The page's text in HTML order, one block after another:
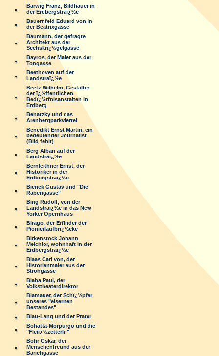
Barwig Franz, Bildhauer in
der Erdbergstraï¿½e
Bauernfeld Eduard von in
der Beatrixgasse
Baumann, der gefragte
Architekt aus der
Sechskrï¿½gelgasse
Bayros, der Maler aus der
Tongasse
Beethoven auf der
Landstraï¿½e
Beetz Wilhelm, Gestalter
der ï¿½ffentlichen
Bedï¿½rfnisanstalten in
Erdberg
Benatzky und das
Arenbergparkviertel
Benedikt Ernst Martin, ein
bedeutender Journalist
(Bild fehlt)
Berg Alban auf der
Landstraï¿½e
Bernleithner Ernst, der
Historiker in der
Erdbergstraï¿½e
Bienek Gustav und "Die
Rabengasse"
Bing Rudolf, von der
Landstraï¿½e in das New
Yorker Opernhaus
Birago, der Erfinder der
Pionierlaufbrï¿½cke
Birkenstock Johann
Melchior, wohnhaft in der
Erdbergstraï¿½e
Blaas Carl von, der
Historienmaler aus der
Strohgasse
Blaha Paul, der
Volkstheaterdirektor
Blamauer, der Schï¿½pfer
unseres "eisernen
Bestandes"
Blau-Lang und der Prater
Bohatta-Morpurgo und die
"Fleiï¿½zetterln"
Bohr Oskar, der
Menschenfreund aus der
Barichgasse